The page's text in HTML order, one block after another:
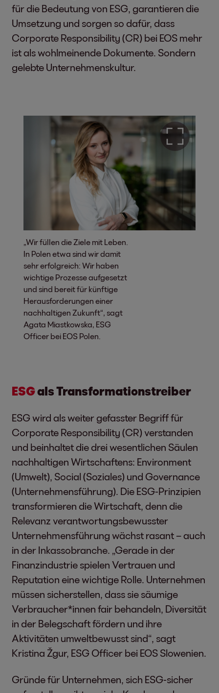
für die Bedeutung von ESG, garantieren die
Umsetzung und sorgen so dafür, dass
Corporate Responsibility (CR) bei EOS mehr
ist als wohlmeinende Dokumente. Sondern
gelebte Unternehmenskultur.
„Wir füllen die Ziele mit Leben.
In Polen etwa sind wir damit
sehr erfolgreich: Wir haben
wichtige Prozesse aufgesetzt
und sind bereit für künftige
Herausforderungen einer
nachhaltigen Zukunft“, sagt
Agata Miastkowska, ESG
Officer bei EOS Polen.
ESGals Transformationstreiber
ESG wird als weiter gefasster Begriff für
Corporate Responsibility (CR) verstanden
und beinhaltet die drei wesentlichen Säulen
nachhaltigen Wirtschaftens: Environment
(Umwelt), Social (Soziales) und Governance
(Unternehmensführung). Die ESG-Prinzipien
transformieren die Wirtschaft, denn die
Relevanz verantwortungsbewusster
Unternehmensführung wächst rasant – auch
in der Inkassobranche. „Gerade in der
Finanzindustrie spielen Vertrauen und
Reputation eine wichtige Rolle. Unternehmen
müssen sicherstellen, dass sie säumige
Verbraucher*innen fair behandeln, Diversität
in der Belegschaft fördern und ihre
Aktivitäten umweltbewusst sind“, sagt
Kristina Žgur, ESG Officer bei EOS Slowenien.
Gründe für Unternehmen, sich ESG-sicher